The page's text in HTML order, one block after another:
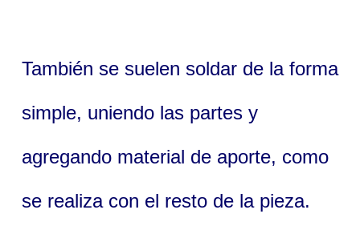
También se suelen soldar de la forma
simple, uniendo las partes y
agregando material de aporte, como
se realiza con el resto de la pieza.